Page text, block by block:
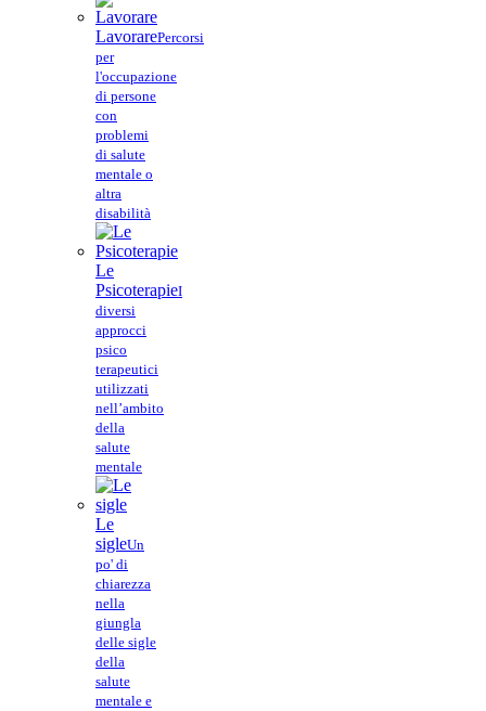
LavorarePercorsi
per
l'occupazione
di persone
con
problemi
di salute
mentale o
altra
disabilità
Le
PsicoterapieI
diversi
approcci
psico
terapeutici
utilizzati
nell’ambito
della
salute
mentale
Le
sigleUn
po' di
chiarezza
nella
giungla
delle sigle
della
salute
mentale e